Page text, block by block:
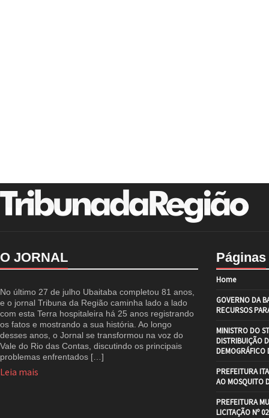
O JORNAL
No último 27 de julho Ubaitaba completou 81 anos,
e o jornal Tribuna da Região caminha lado a lado
com esta Terra hospitaleira há 25 anos registrando
os fatos e mostrando a sua história. Ao longo
desses anos, o Jornal se transformou na voz do
Vale do Rio das Contas, discutindo os principais
problemas enfrentados […]
Leia mais
Páginas
Home
GOVERNO DA
RECURSOS
MINISTRO DO
DISTRIBUIÇÃO
DEMOGRÁFICO
PREFEITURA
AO MOSQUITO
PREFEITURA
LICITAÇÃO Nº